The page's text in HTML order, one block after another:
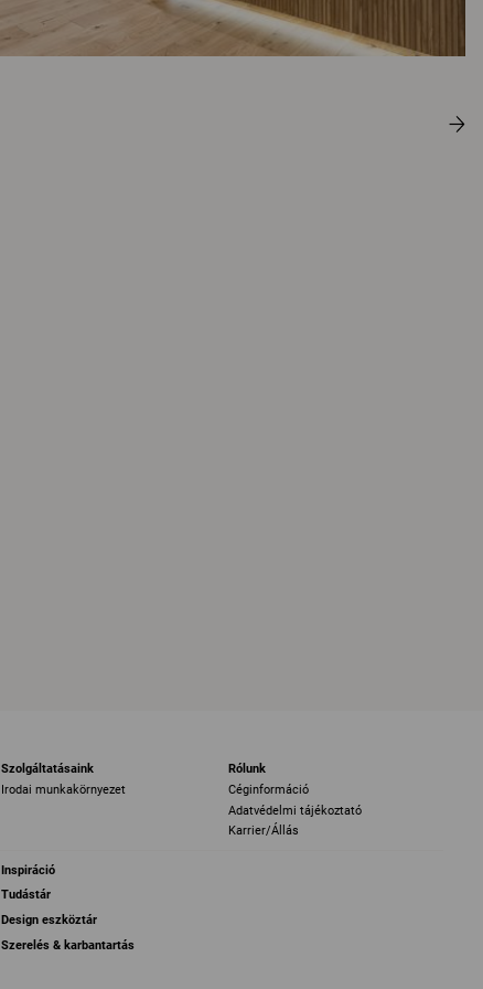
Szolgáltatásaink
Irodai munkakörnyezet
Rólunk
Céginformáció
Adatvédelmi tájékoztató
Karrier/Állás
Inspiráció
Tudástár
Design eszköztár
Szerelés & karbantartás